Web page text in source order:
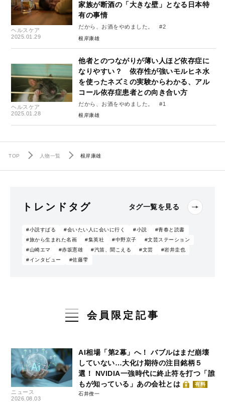
ヘルスケア
2025.01.29
家族が断酒の「大きな壁」となる日本特
有の事情
だから、お酒をやめました。 #2
根岸康雄
ヘルスケア
2025.01.28
他者とのつながりが薄い人ほど依存症に
なりやすい？ 依存性が強いモルヒネ水
を使ったネズミの実験からわかる、アル
コール依存症患者との向き合い方
だから、お酒をやめました。 #1
根岸康雄
TOP 人物一覧 根岸康雄
トレンドタグ タグ一覧を見る
#小説すばる #会いたい人に会いに行く #小説
#青春と読書
#旅から生まれた名画
#集英社 #中野京子
#文芸ステーション
#山崎エマ
#赤坂憲雄 #汽笛、聞こえる #文芸
#岩井圭也
#インタビュー
#佐藤雫
会員限定記事
ニュース
2026.08.03
AI相場「第2幕」へ！ バブルはまだ崩壊
していない…大化け期待の注目銘柄５
選！ NVIDIA一強時代に終止符を打つ「誰
もが知っている」あの会社とは
有料
石井僚一